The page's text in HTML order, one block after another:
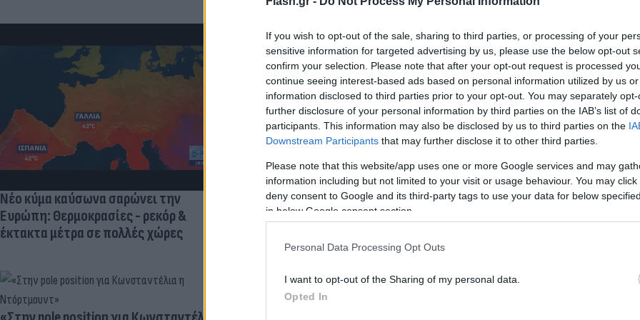
If you wish to opt-out of the sale, sharing to third parties, or processing of your
sensitive information for targeted advertising by us, please use the below opt-out
confirm your selection. Please note that after your opt-out request is processed
continue seeing interest-based ads based on personal information utilized by us
information disclosed to third parties prior to your opt-out. You may separately
further disclosure of your personal information by third parties on the IAB’s list of
participants. This information may also be disclosed by us to third parties on the
Downstream Participants that may further disclose it to other third parties.
Please note that this website/app uses one or more Google services and may
information including but not limited to your visit or usage behaviour. You may
deny consent to Google and its third-party tags to use your data for below
in below Google consent section.
Personal Data Processing Opt Outs
I want to opt-out of the Sharing of my personal data.
Opted In
Νέο κύμα καύσωνα σαρώνει την
Ευρώπη: Θερμοκρασίες - ρεκόρ &
έκτακτα μέτρα σε πολλές χώρες
Πανζουρλισμός στην παρουσίαση του
Σαλάχ - Χιλιάδες κόσμου στο γήπεδο
της Τραμπζονσπόρ (video)
Και οι μαϊμούδες έχουν
επιστήμονες ρίχνουν
"φιλίες" μεταξύ